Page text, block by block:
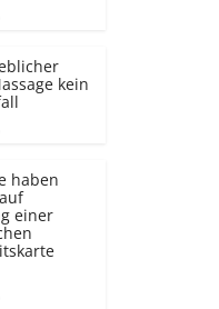
kein
haben
einer